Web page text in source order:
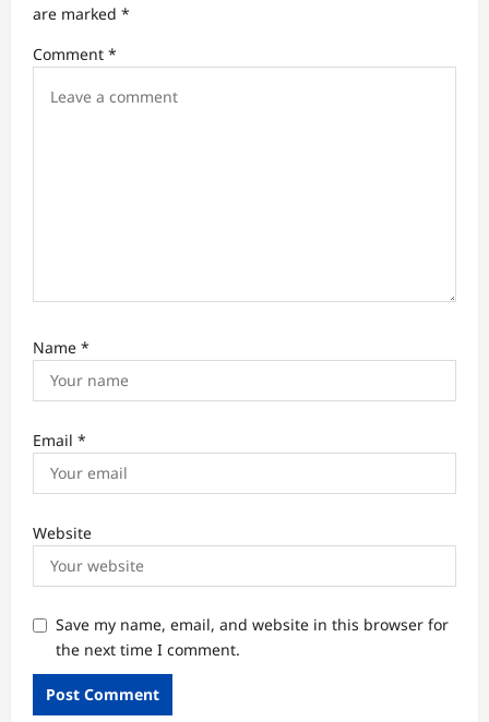
t
i
are marked *
Comment *
Name *
Email *
Website
Save my name, email, and website in this browser for
the next time I comment.